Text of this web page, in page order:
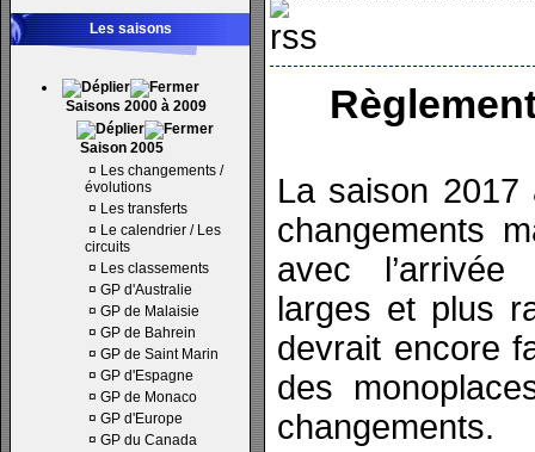
Les saisons
Saisons 2000 à 2009
Saison 2005
¤ Les changements /
évolutions
¤ Les transferts
¤ Le calendrier / Les
circuits
¤ Les classements
¤ GP d'Australie
¤ GP de Malaisie
¤ GP de Bahrein
¤ GP de Saint Marin
¤ GP d'Espagne
¤ GP de Monaco
¤ GP d'Europe
¤ GP du Canada
La saison 2017
changements
avec
larges et plus
devrait encore
des
changements.